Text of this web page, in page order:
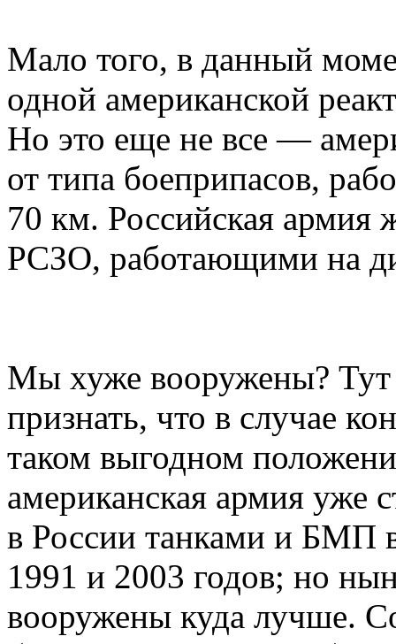
Мало того, в данный
одной американской
Но это еще не все —
от типа боеприпасов,
70 км. Российская армия
РСЗО, работающими на
Мы хуже вооружены?
признать, что в случае
таком выгодном
американская армия уже
в России танками и БМП
1991 и 2003 годов; но
вооружены куда лучше.